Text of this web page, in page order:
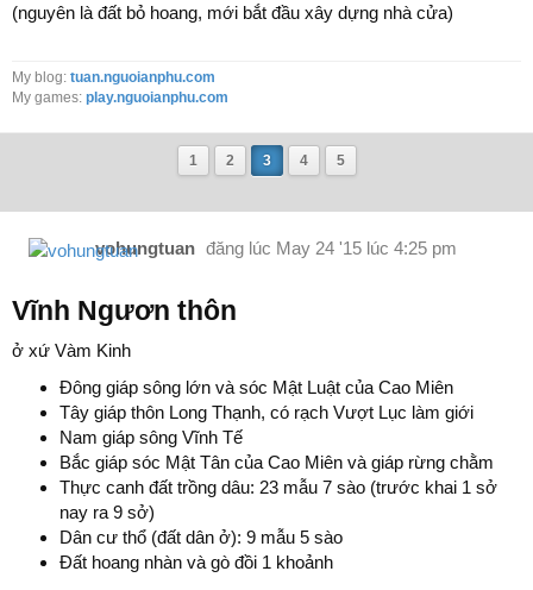
(nguyên là đất bỏ hoang, mới bắt đầu xây dựng nhà cửa)
My blog: tuan.nguoianphu.com
My games: play.nguoianphu.com
1 2 3 4 5
vohungtuan đăng lúc May 24 '15 lúc 4:25 pm
Vĩnh Ngươn thôn
ở xứ Vàm Kinh
Đông giáp sông lớn và sóc Mật Luật của Cao Miên
Tây giáp thôn Long Thạnh, có rạch Vượt Lục làm giới
Nam giáp sông Vĩnh Tế
Bắc giáp sóc Mật Tân của Cao Miên và giáp rừng chằm
Thực canh đất trồng dâu: 23 mẫu 7 sào (trước khai 1 sở
nay ra 9 sở)
Dân cư thổ (đất dân ở): 9 mẫu 5 sào
Đất hoang nhàn và gò đồi 1 khoảnh